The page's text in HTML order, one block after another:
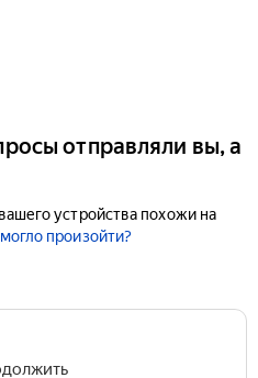
отправляли вы, а
устройства похожи на
произойти?